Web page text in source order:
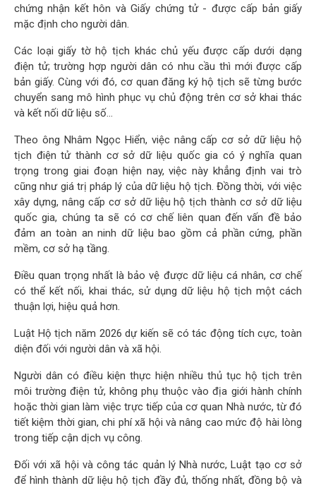
chứng nhận kết hôn và Giấy chứng tử - được cấp bản giấy
mặc định cho người dân.
Các loại giấy tờ hộ tịch khác chủ yếu được cấp dưới dạng
điện tử; trường hợp người dân có nhu cầu thì mới được cấp
bản giấy. Cùng với đó, cơ quan đăng ký hộ tịch sẽ từng bước
chuyển sang mô hình phục vụ chủ động trên cơ sở khai thác
và kết nối dữ liệu số…
Theo ông Nhâm Ngọc Hiển, việc nâng cấp cơ sở dữ liệu hộ
tịch điện tử thành cơ sở dữ liệu quốc gia có ý nghĩa quan
trọng trong giai đoạn hiện nay, việc này khẳng định vai trò
cũng như giá trị pháp lý của dữ liệu hộ tịch. Đồng thời, với việc
xây dựng, nâng cấp cơ sở dữ liệu hộ tịch thành cơ sở dữ liệu
quốc gia, chúng ta sẽ có cơ chế liên quan đến vấn đề bảo
đảm an toàn an ninh dữ liệu bao gồm cả phần cứng, phần
mềm, cơ sở hạ tầng.
Điều quan trọng nhất là bảo vệ được dữ liệu cá nhân, cơ chế
có thể kết nối, khai thác, sử dụng dữ liệu hộ tịch một cách
thuận lợi, hiệu quả hơn.
Luật Hộ tịch năm 2026 dự kiến sẽ có tác động tích cực, toàn
diện đối với người dân và xã hội.
Người dân có điều kiện thực hiện nhiều thủ tục hộ tịch trên
môi trường điện tử, không phụ thuộc vào địa giới hành chính
hoặc thời gian làm việc trực tiếp của cơ quan Nhà nước, từ đó
tiết kiệm thời gian, chi phí xã hội và nâng cao mức độ hài lòng
trong tiếp cận dịch vụ công.
Đối với xã hội và công tác quản lý Nhà nước, Luật tạo cơ sở
để hình thành dữ liệu hộ tịch đầy đủ, thống nhất, đồng bộ và